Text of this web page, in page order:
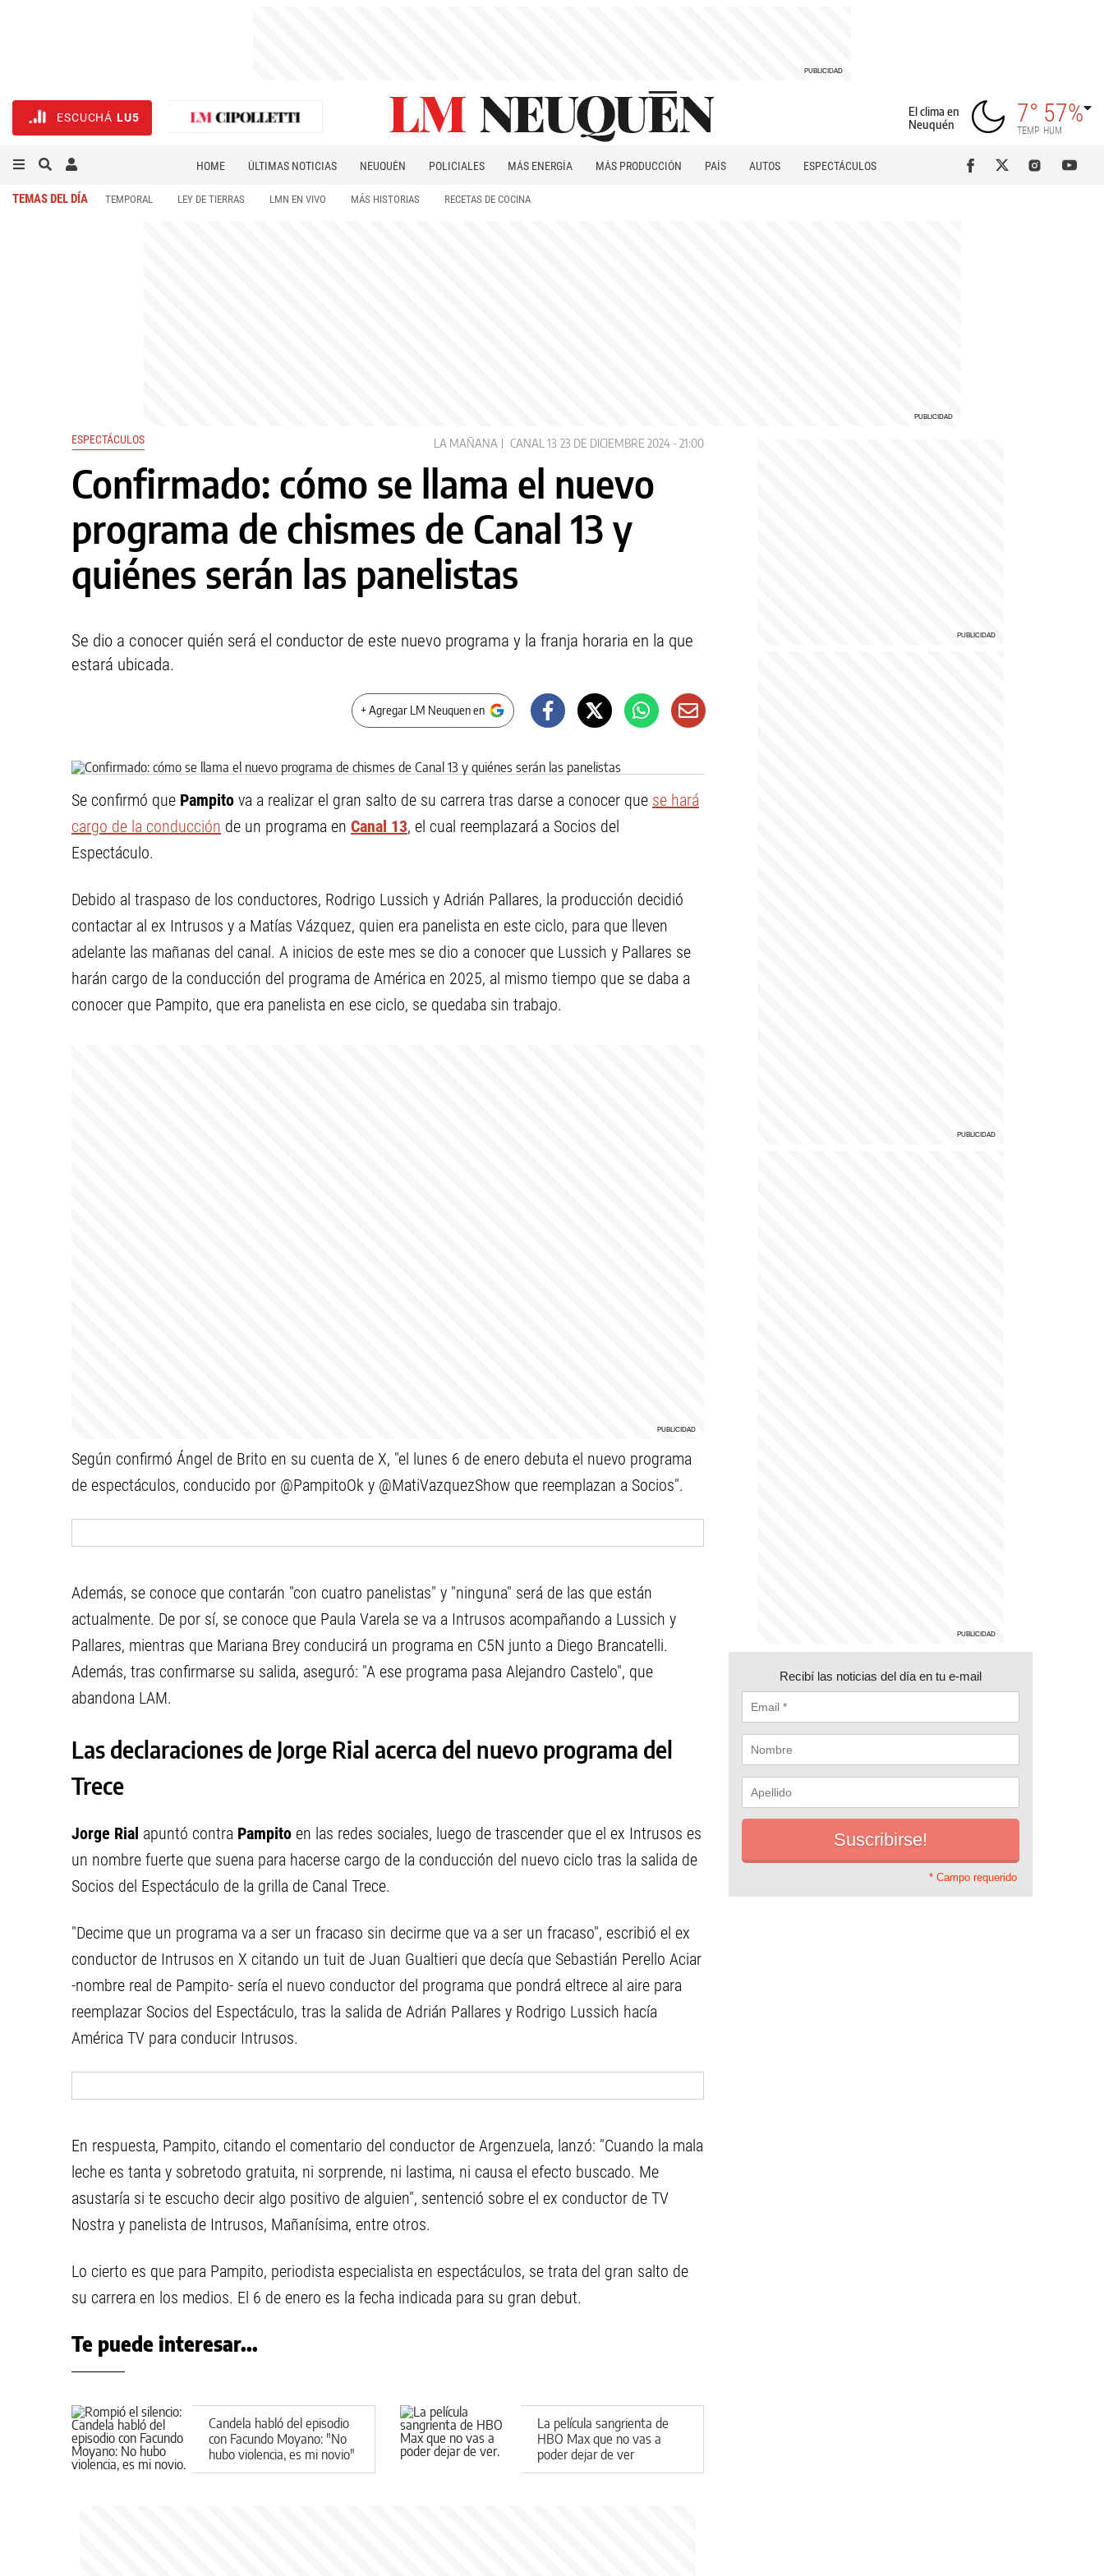
ESCUCHÁ LU5
El clima en
Neuquén
7°
TEMP
57%
HUM
HOME ÚLTIMAS NOTICIAS NEUQUÉN POLICIALES MÁS ENERGÍA MÁS PRODUCCIÓN PAÍS AUTOS
ESPECTÁCULOS
TEMAS DEL DÍA TEMPORAL LEY DE TIERRAS LMN EN VIVO MÁS HISTORIAS RECETAS DE COCINA
ESPECTÁCULOS LA MAÑANA CANAL 13 23 DE DICIEMBRE 2024 - 21:00
Confirmado: cómo se llama el nuevo
programa de chismes de Canal 13 y
quiénes serán las panelistas
Se dio a conocer quién será el conductor de este nuevo programa y la franja horaria en la que
estará ubicada.
+ Agregar LM Neuquen en
Se confirmó que Pampito va a realizar el gran salto de su carrera tras darse a conocer que se hará
cargo de la conducción de un programa en Canal 13, el cual reemplazará a Socios del
Espectáculo.
Debido al traspaso de los conductores, Rodrigo Lussich y Adrián Pallares, la producción decidió
contactar al ex Intrusos y a Matías Vázquez, quien era panelista en este ciclo, para que lleven
adelante las mañanas del canal. A inicios de este mes se dio a conocer que Lussich y Pallares se
harán cargo de la conducción del programa de América en 2025, al mismo tiempo que se daba a
conocer que Pampito, que era panelista en ese ciclo, se quedaba sin trabajo.
Según confirmó Ángel de Brito en su cuenta de X, "el lunes 6 de enero debuta el nuevo programa
de espectáculos, conducido por @PampitoOk y @MatiVazquezShow que reemplazan a Socios".
Además, se conoce que contarán "con cuatro panelistas" y "ninguna" será de las que están
actualmente. De por sí, se conoce que Paula Varela se va a Intrusos acompañando a Lussich y
Pallares, mientras que Mariana Brey conducirá un programa en C5N junto a Diego Brancatelli.
Además, tras confirmarse su salida, aseguró: "A ese programa pasa Alejandro Castelo", que
abandona LAM.
Las declaraciones de Jorge Rial acerca del nuevo programa del
Trece
Jorge Rial apuntó contra Pampito en las redes sociales, luego de trascender que el ex Intrusos es
un nombre fuerte que suena para hacerse cargo de la conducción del nuevo ciclo tras la salida de
Socios del Espectáculo de la grilla de Canal Trece.
"Decime que un programa va a ser un fracaso sin decirme que va a ser un fracaso", escribió el ex
conductor de Intrusos en X citando un tuit de Juan Gualtieri que decía que Sebastián Perello Aciar
-nombre real de Pampito- sería el nuevo conductor del programa que pondrá eltrece al aire para
reemplazar Socios del Espectáculo, tras la salida de Adrián Pallares y Rodrigo Lussich hacía
América TV para conducir Intrusos.
En respuesta, Pampito, citando el comentario del conductor de Argenzuela, lanzó: "Cuando la mala
leche es tanta y sobretodo gratuita, ni sorprende, ni lastima, ni causa el efecto buscado. Me
asustaría si te escucho decir algo positivo de alguien", sentenció sobre el ex conductor de TV
Nostra y panelista de Intrusos, Mañanísima, entre otros.
Lo cierto es que para Pampito, periodista especialista en espectáculos, se trata del gran salto de
su carrera en los medios. El 6 de enero es la fecha indicada para su gran debut.
Te puede interesar...
Candela habló del episodio
con Facundo Moyano: "No
hubo violencia, es mi novio"
La película sangrienta de
HBO Max que no vas a
poder dejar de ver
Recibí las noticias del día en tu e-mail
* Campo requerido